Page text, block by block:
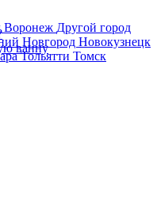
Воронеж Другой город
Новгород Новокузнецк
Тольятти Томск
ванну